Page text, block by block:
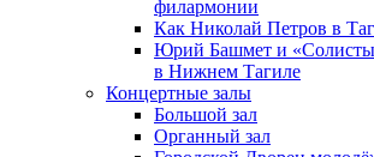
филармонии
Как Николай Петров в
Юрий Башмет и
в Нижнем Тагиле
Концертные залы
Большой зал
Органный зал